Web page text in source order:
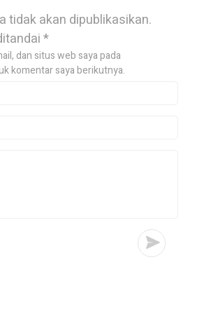
tidak akan dipublikasikan.
*
dan situs web saya pada
komentar saya berikutnya.